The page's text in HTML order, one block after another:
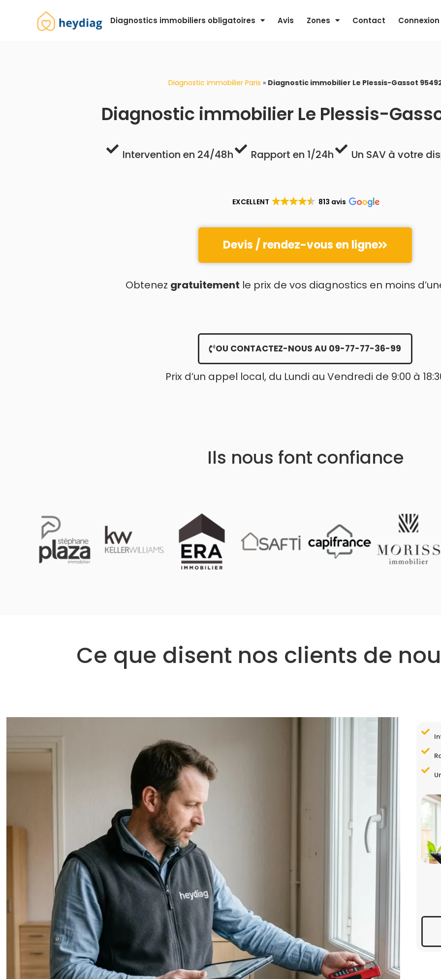
Diagnostics immobiliers obligatoires Avis Zones Contact Connexion
Diagnostic immobilier Paris » Diagnostic immobilier Le Plessis-Gassot
Diagnostic immobilier Le Plessis-
Intervention en 24/48h Rapport en 1/24h Un SAV à votre
EXCELLENT 813 avis
Devis / rendez-vous en ligne
Obtenez gratuitement le prix de vos diagnostics en moins
OU CONTACTEZ-NOUS AU 09-77-77-36-99
Prix d’un appel local, du Lundi au Vendredi de 9:00 à
Ils nous font confiance
Ce que disent nos clients de